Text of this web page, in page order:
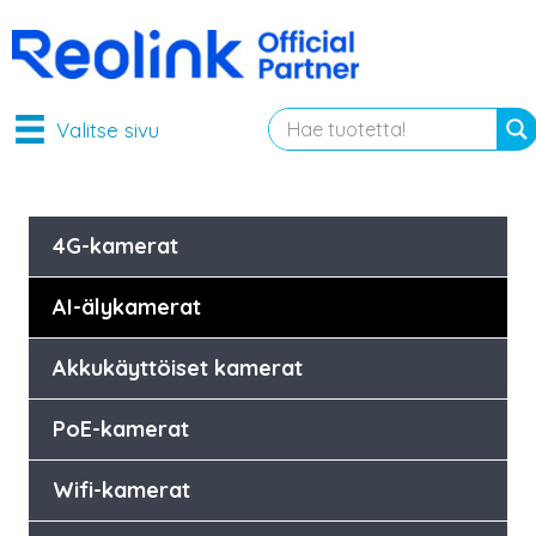
Valitse sivu
4G-kamerat
AI-älykamerat
Akkukäyttöiset kamerat
PoE-kamerat
Wifi-kamerat